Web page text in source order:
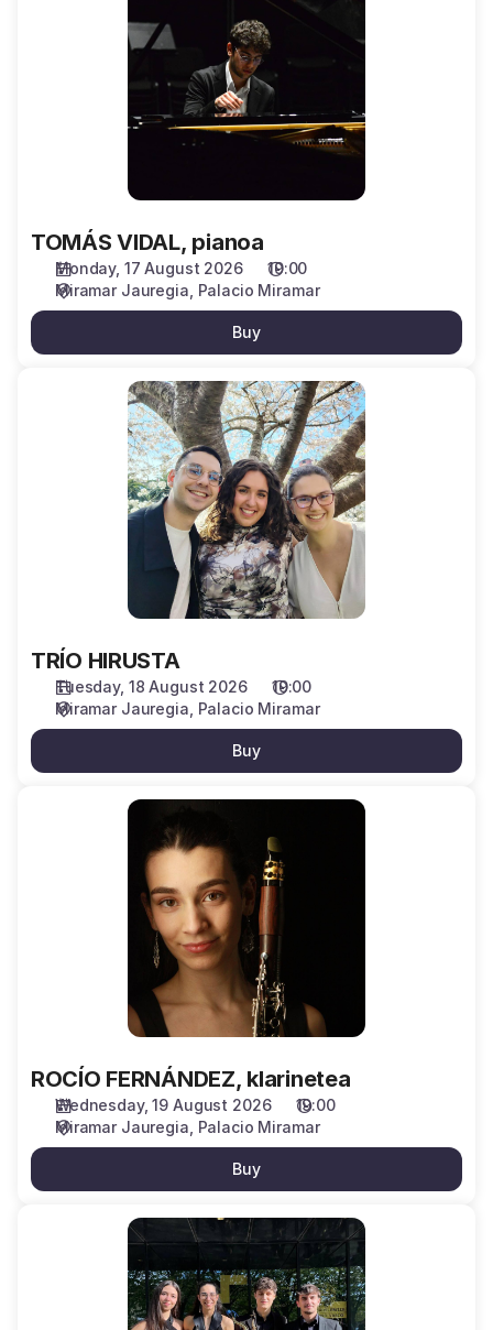
TOMÁS VIDAL, pianoa
Monday, 17 August 2026
19:00
Miramar Jauregia Palacio Miramar
Buy
TRÍO HIRUSTA
Tuesday, 18 August 2026
19:00
Miramar Jauregia Palacio Miramar
Buy
ROCÍO FERNÁNDEZ, klarinetea
Wednesday, 19 August 2026
19:00
Miramar Jauregia Palacio Miramar
Buy